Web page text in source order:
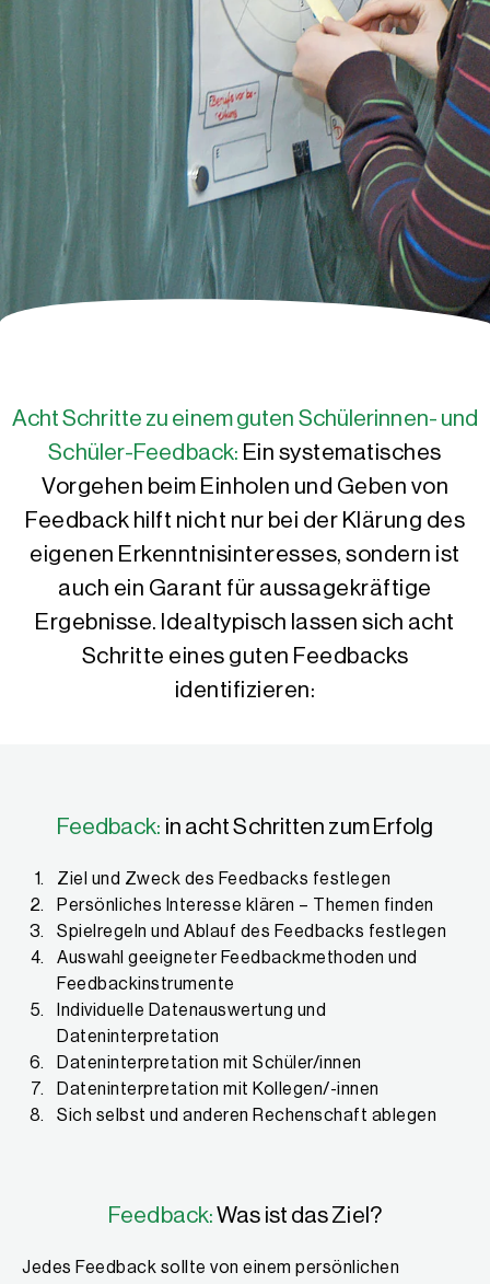
Acht Schritte zu einem guten Schülerinnen- und
Schüler-Feedback: Ein systematisches
Vorgehen beim Einholen und Geben von
Feedback hilft nicht nur bei der Klärung des
eigenen Erkenntnisinteresses, sondern ist
auch ein Garant für aussagekräftige
Ergebnisse. Idealtypisch lassen sich acht
Schritte eines guten Feedbacks
identifizieren:
Feedback: in acht Schritten zum Erfolg
Ziel und Zweck des Feedbacks festlegen
Persönliches Interesse klären – Themen finden
Spielregeln und Ablauf des Feedbacks festlegen
Auswahl geeigneter Feedbackmethoden und
Feedbackinstrumente
Individuelle Datenauswertung und
Dateninterpretation
Dateninterpretation mit Schüler/innen
Dateninterpretation mit Kollegen/-innen
Sich selbst und anderen Rechenschaft ablegen
Feedback:Was ist das Ziel?
Jedes Feedback sollte von einem persönlichen